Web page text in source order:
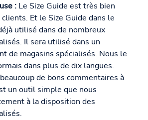
: Le Size Guide est très bien
Et le Size Guide dans le
utilisé dans de nombreux
Il sera utilisé dans un
de magasins spécialisés. Nous le
dans plus de dix langues.
de bons commentaires à
un outil simple que nous
à la disposition des